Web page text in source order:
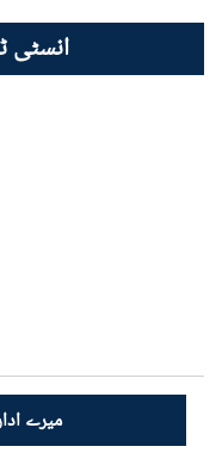
انسٹی
میرے